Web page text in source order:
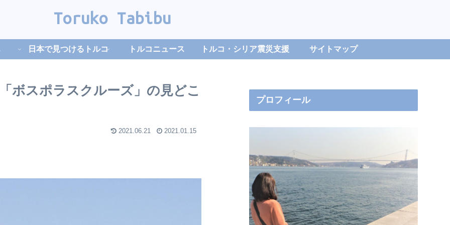
Toruko Tabibu
日本で見つけるトルコ トルコニュース トルコ・シリア震災支援 サイトマップ
ボスポラスクルーズ」の見どこ
2021.06.21 2021.01.15
プロフィール